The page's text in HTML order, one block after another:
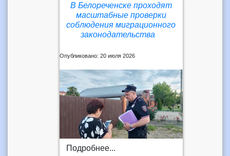
В Белореченске проходят
масштабные проверки
соблюдения миграционного
законодательства⠀
Опубликовано: 20 июля 2026
Подробнее...